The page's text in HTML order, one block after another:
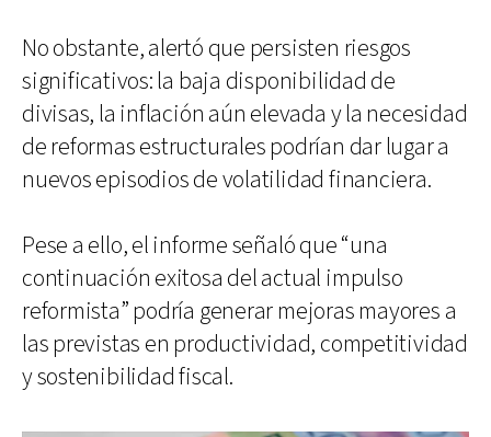
No obstante, alertó que persisten riesgos
significativos: la baja disponibilidad de
divisas, la inflación aún elevada y la necesidad
de reformas estructurales podrían dar lugar a
nuevos episodios de volatilidad financiera.
Pese a ello, el informe señaló que “una
continuación exitosa del actual impulso
reformista” podría generar mejoras mayores a
las previstas en productividad, competitividad
y sostenibilidad fiscal.